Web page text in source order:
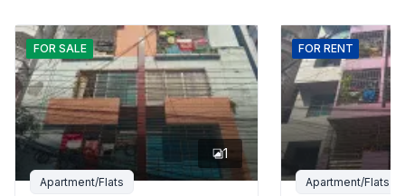
FOR SALE
1
Apartment/Flats
FOR RENT
Apartment/Flats